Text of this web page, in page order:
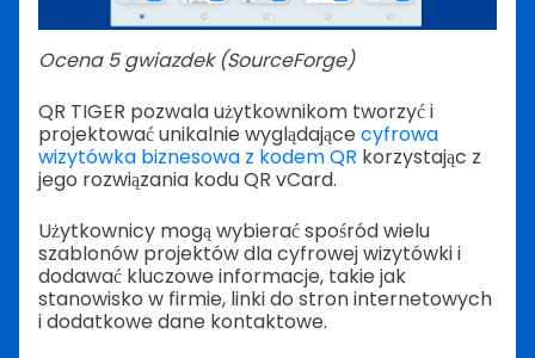
Ocena 5 gwiazdek (SourceForge)
QR TIGER pozwala użytkownikom tworzyć i
projektować unikalnie wyglądające cyfrowa
wizytówka biznesowa z kodem QR korzystając z
jego rozwiązania kodu QR vCard.
Użytkownicy mogą wybierać spośród wielu
szablonów projektów dla cyfrowej wizytówki i
dodawać kluczowe informacje, takie jak
stanowisko w firmie, linki do stron internetowych
i dodatkowe dane kontaktowe.